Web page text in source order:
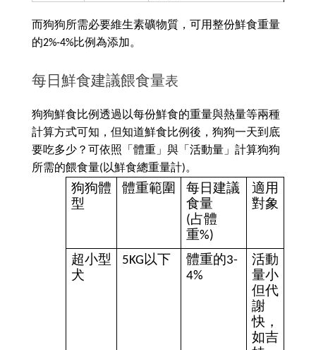
而狗狗所需必要維生素礦物質，可用整份鮮食重量
的2%-4%比例為添加。
每日鮮食建議餵食量表
狗狗鮮食比例透過以每份鮮食的重量與熱量等兩種
計算方式可知，但知道鮮食比例後，狗狗一天到底
要吃多少？可依照「體重」與「活動量」計算狗狗
所需的餵食量(以鮮食總重量計)。
狗狗體
型
體重範圍
每日建議
食量
(占體
重%)
適用
對象
超小型
犬
5KG以下
體重的3-
4%
活動
量小
但代
謝
快，
如吉